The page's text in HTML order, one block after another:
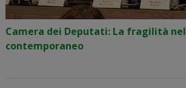
Camera dei Deputati: La fragilità
contemporaneo